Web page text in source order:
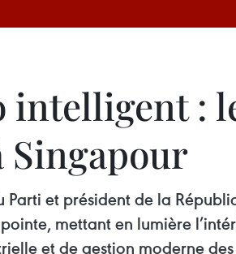
:
Singapour
et président de la
mettant en lumière
et de gestion moderne